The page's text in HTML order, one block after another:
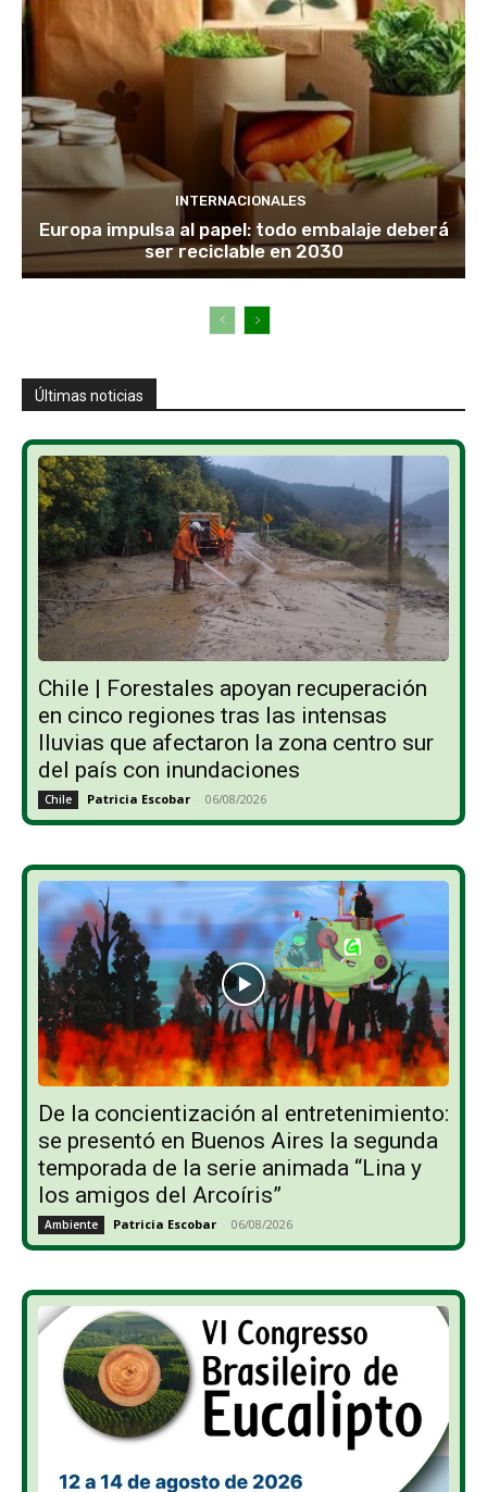
INTERNACIONALES
Europa impulsa al papel: todo embalaje deberá
ser reciclable en 2030
Últimas noticias
Chile | Forestales apoyan recuperación
en cinco regiones tras las intensas
lluvias que afectaron la zona centro sur
del país con inundaciones
Chile Patricia Escobar - 06/08/2026
De la concientización al entretenimiento:
se presentó en Buenos Aires la segunda
temporada de la serie animada “Lina y
los amigos del Arcoíris”
Ambiente Patricia Escobar - 06/08/2026